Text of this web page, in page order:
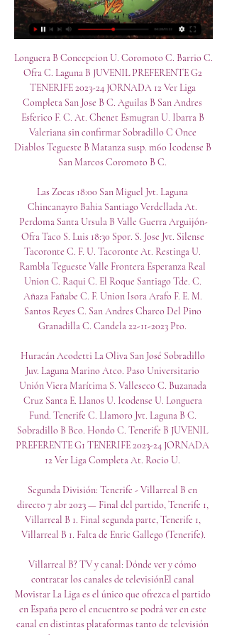
Longuera B Concepcion U. Coromoto C. Barrio C.
Ofra C. Laguna B JUVENIL PREFERENTE G2
TENERIFE 2023-24 JORNADA 12 Ver Liga
Completa San Jose B C. Aguilas B San Andres
Esferico F. C. At. Chenet Esmugran U. Ibarra B
Valeriana sin confirmar Sobradillo C Once
Diablos Tegueste B Matanza susp. m60 Icodense B
San Marcos Coromoto B C.
Las Zocas 18:00 San Miguel Jvt. Laguna
Chincanayro Bahia Santiago Verdellada At.
Perdoma Santa Ursula B Valle Guerra Arguijón-
Ofra Taco S. Luis 18:30 Spor. S. Jose Jvt. Silense
Tacoronte C. F. U. Tacoronte At. Restinga U.
Rambla Tegueste Valle Frontera Esperanza Real
Union C. Raqui C. El Roque Santiago Tde. C.
Añaza Fañabe C. F. Union Isora Arafo F. E. M.
Santos Reyes C. San Andres Charco Del Pino
Granadilla C. Candela 22-11-2023 Pto.
Huracán Acodetti La Oliva San José Sobradillo
Juv. Laguna Marino Atco. Paso Universitario
Unión Viera Marítima S. Valleseco C. Buzanada
Cruz Santa E. Llanos U. Icodense U. Longuera
Fund. Tenerife C. Llamoro Jvt. Laguna B C.
Sobradillo B Bco. Hondo C. Tenerife B JUVENIL
PREFERENTE G1 TENERIFE 2023-24 JORNADA
12 Ver Liga Completa At. Rocio U.
Segunda División: Tenerife - Villarreal B en
directo 7 abr 2023 — Final del partido, Tenerife 1,
Villarreal B 1. Final segunda parte, Tenerife 1,
Villarreal B 1. Falta de Enric Gallego (Tenerife).
Villarreal B? TV y canal: Dónde ver y cómo
contratar los canales de televisiónEl canal
Movistar La Liga es el único que ofrezca el partido
en España pero el encuentro se podrá ver en este
canal en distintas plataformas tanto de televisión